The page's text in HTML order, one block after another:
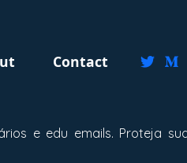
Contact
e edu emails. Proteja